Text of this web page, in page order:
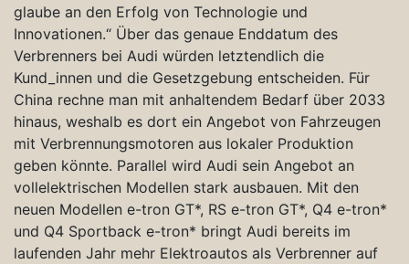
glaube an den Erfolg von Technologie und
Innovationen.“ Über das genaue Enddatum des
Verbrenners bei Audi würden letztendlich die
Kund_innen und die Gesetzgebung entscheiden. Für
China rechne man mit anhaltendem Bedarf über 2033
hinaus, weshalb es dort ein Angebot von Fahrzeugen
mit Verbrennungsmotoren aus lokaler Produktion
geben könnte. Parallel wird Audi sein Angebot an
vollelektrischen Modellen stark ausbauen. Mit den
neuen Modellen e-tron GT*, RS e-tron GT*, Q4 e-tron*
und Q4 Sportback e-tron* bringt Audi bereits im
laufenden Jahr mehr Elektroautos als Verbrenner auf